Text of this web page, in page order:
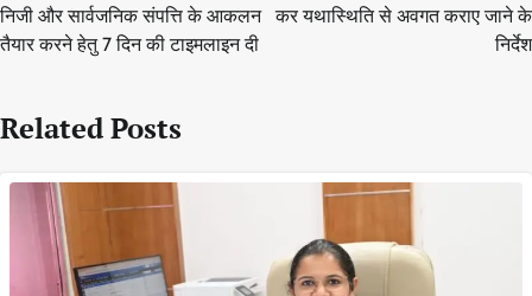
निजी और सार्वजनिक संपत्ति के आकलन
तैयार करने हेतु 7 दिन की टाइमलाइन दी
कर यथास्थिति से अवगत कराए जाने के
निर्देश
Related Posts